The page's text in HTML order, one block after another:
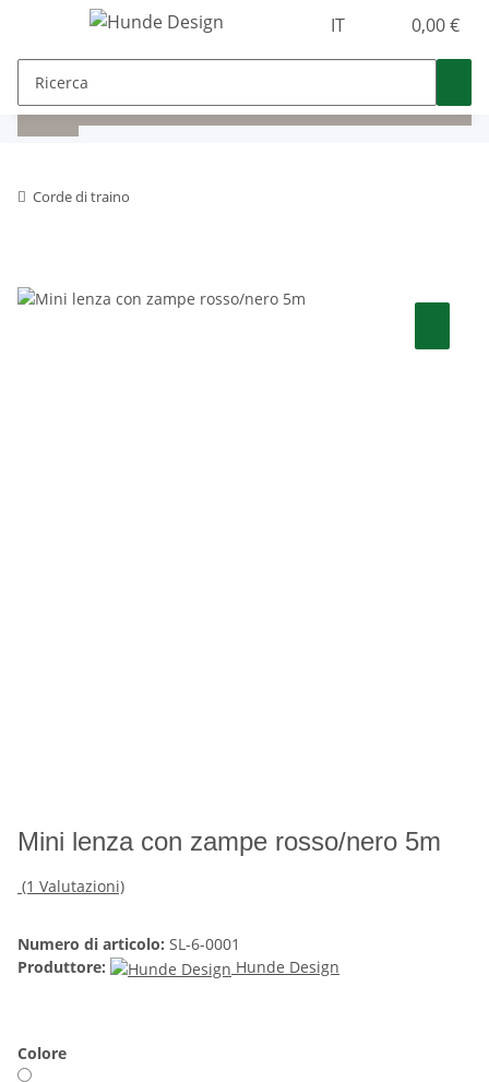
IT 0,00 €
Corde di traino
Mini lenza con zampe rosso/nero 5m
(1 Valutazioni)
Numero di articolo: SL-6-0001
Produttore:
Hunde Design
Colore